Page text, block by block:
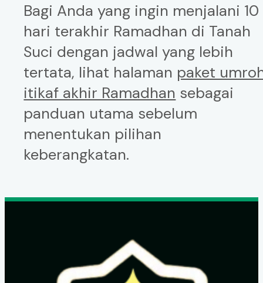
Bagi Anda yang ingin menjalani 10
hari terakhir Ramadhan di Tanah
Suci dengan jadwal yang lebih
tertata, lihat halaman paket
itikaf akhir Ramadhan sebagai
panduan utama sebelum
menentukan pilihan
keberangkatan.